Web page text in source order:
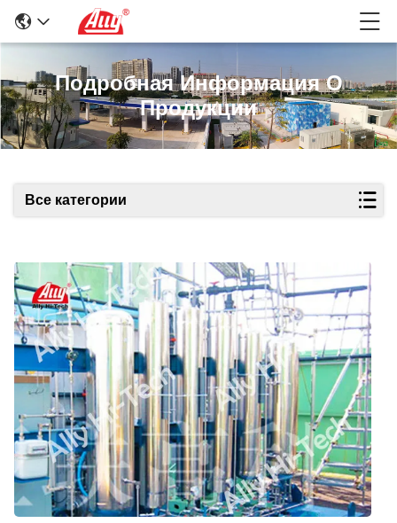
Подробная Информация О
Продукции
Все категории